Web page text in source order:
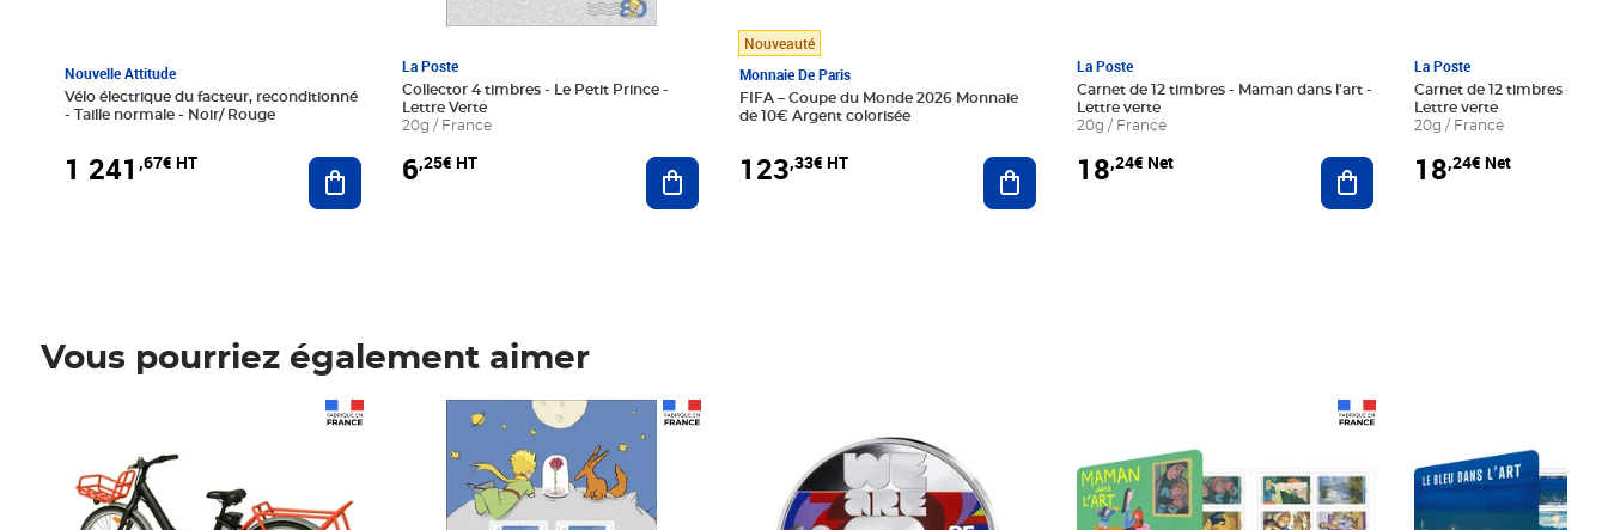
Nouvelle Attitude
Vélo électrique du facteur, reconditionné
- Taille normale - Noir/ Rouge
1 241 ,67€ HT Ajouter au panier
La Poste
Collector 4 timbres - Le Petit Prince -
Lettre Verte
20g / France
6,25€ HT Ajouter au panier
Nouveauté
Monnaie De Paris
FIFA – Coupe du Monde 2026 Monnaie
de 10€ Argent colorisée
123,33€ HT Ajouter au panier
La Poste
Carnet de 12 timbres - Maman dans l'art -
Lettre verte
20g / France
18,24€ Net Ajouter au panier
La Poste
Carnet de 12 timbres - Le
Lettre verte
20g / France
18,24€ Net
Vous pourriez également aimer
Prix 6,25€ HT